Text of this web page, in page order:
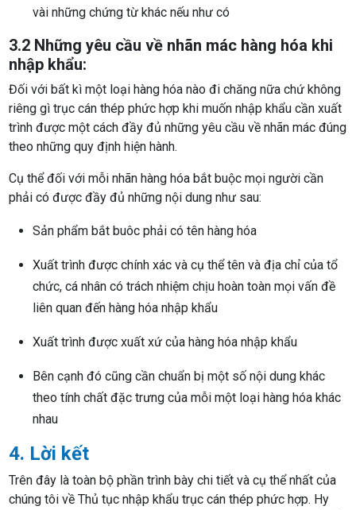
vài những chứng từ khác nếu như có
3.2 Những yêu cầu về nhãn mác hàng hóa khi
nhập khẩu:
Đối với bất kì một loại hàng hóa nào đi chăng nữa chứ không
riêng gì trục cán thép phức hợp khi muốn nhập khẩu cần xuất
trình được một cách đầy đủ những yêu cầu về nhãn mác đúng
theo những quy định hiện hành.
Cụ thể đối với mỗi nhãn hàng hóa bắt buộc mọi người cần
phải có được đầy đủ những nội dung như sau:
Sản phẩm bắt buôc phải có tên hàng hóa
Xuất trình được chính xác và cụ thể tên và địa chỉ của tổ
chức, cá nhân có trách nhiệm chịu hoàn toàn mọi vấn đề
liên quan đến hàng hóa nhập khẩu
Xuất trình được xuất xứ của hàng hóa nhập khẩu
Bên cạnh đó cũng cần chuẩn bị một số nội dung khác
theo tính chất đặc trưng của mỗi một loại hàng hóa khác
nhau
4. Lời kết
Trên đây là toàn bộ phần trình bày chi tiết và cụ thể nhất của
chúng tôi về Thủ tục nhập khẩu trục cán thép phức hợp. Hy